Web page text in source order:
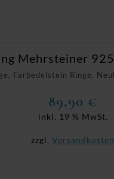
Farbedelstein Ringe,
Mehrsteiner
89,90 €
inkl. 19 % MwSt.
zzgl. Versandkosten